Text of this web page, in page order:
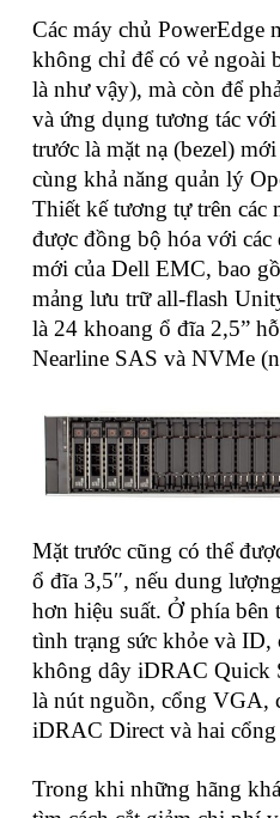
Các máy chủ PowerEdge
không chỉ để có vẻ ngoài
là như vậy), mà còn để
và ứng dụng tương tác
trước là mặt nạ (bezel)
cùng khả năng quản lý
Thiết kế tương tự trên các
được đồng bộ hóa với
mới của Dell EMC, bao
mảng lưu trữ all-flash
là 24 khoang ổ đĩa 2,5”
Nearline SAS và NVMe
Mặt trước cũng có thể
ổ đĩa 3,5″, nếu dung
hơn hiệu suất. Ở phía bên
tình trạng sức khỏe và
không dây iDRAC Quick
là nút nguồn, cổng VGA,
iDRAC Direct và hai
Trong khi những hãng